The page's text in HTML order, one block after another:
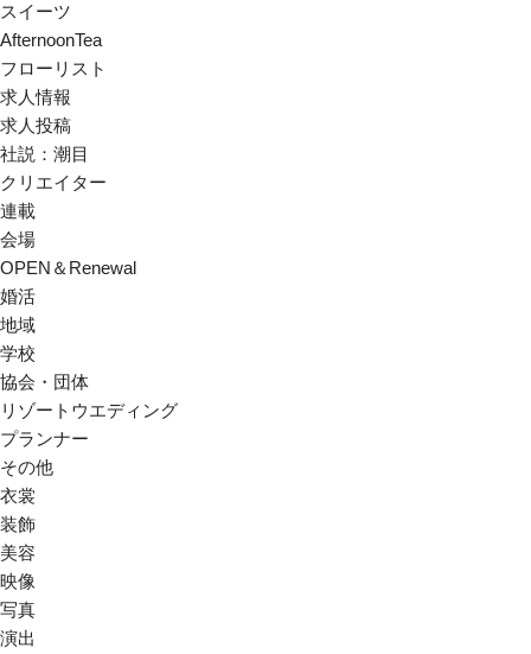
スイーツ
AfternoonTea
フローリスト
求人情報
求人投稿
社説：潮目
クリエイター
連載
会場
OPEN＆Renewal
婚活
地域
学校
協会・団体
リゾートウエディング
プランナー
その他
衣裳
装飾
美容
映像
写真
演出